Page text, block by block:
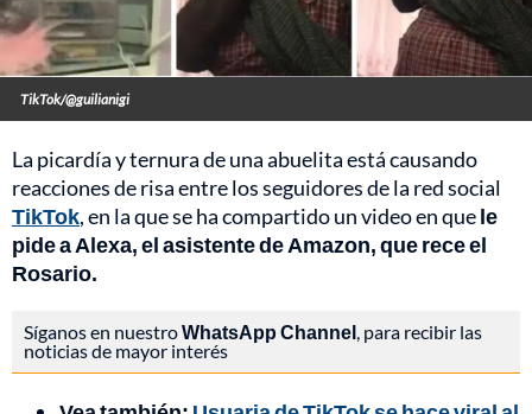
TikTok/@guilianigi
La picardía y ternura de una abuelita está causando
reacciones de risa entre los seguidores de la red social
TikTok, en la que se ha compartido un video en quele
pide a Alexa, el asistente de Amazon, que rece el
Rosario.
Síganos en nuestroWhatsApp Channel, para recibir las
noticias de mayor interés